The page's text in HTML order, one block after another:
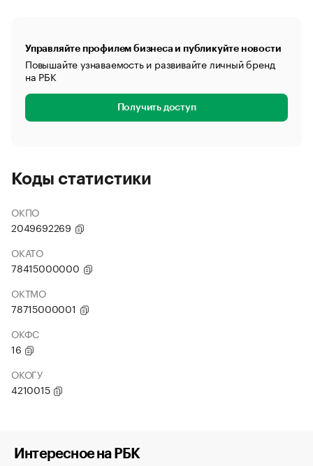
Управляйте профилем бизнеса и публикуйте новости
Повышайте узнаваемость и развивайте личный бренд
на РБК
Получить доступ
Коды статистики
ОКПО
2049692269
ОКАТО
78415000000
ОКТМО
78715000001
ОКФС
16
ОКОГУ
4210015
Интересное на РБК